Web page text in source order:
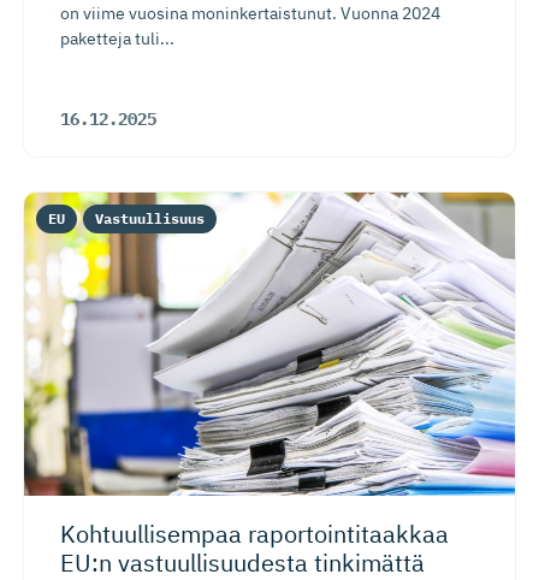
on viime vuosina moninkertaistunut. Vuonna 2024
paketteja tuli...
16.12.2025
Kohtuulli­sempaa raportoin­ti­taakkaa
EU:n vastuulli­suudesta tinkimättä
EU Vastuullisuus